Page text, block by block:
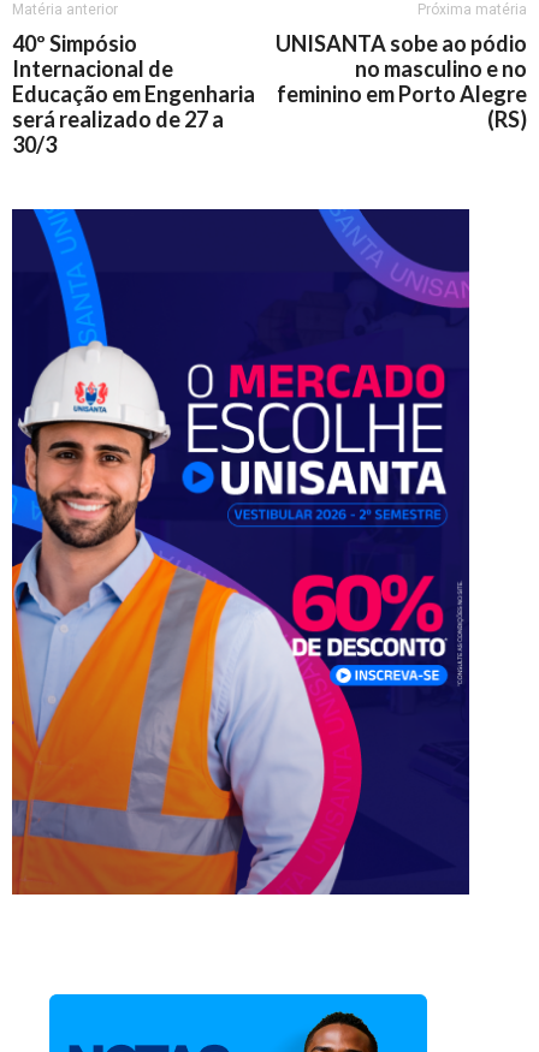
Matéria anterior
40º Simpósio
Internacional de
Educação em Engenharia
será realizado de 27 a
30/3
Próxima matéria
UNISANTA sobe ao pódio
no masculino e no
feminino em Porto Alegre
(RS)